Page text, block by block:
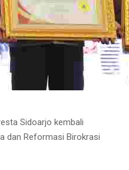
Sidoarjo kembali
dan Reformasi Birokrasi